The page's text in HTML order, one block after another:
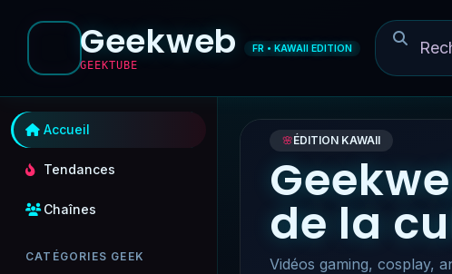
Geekweb
GEEKTUBE
FR • KAWAII EDITION
Accueil
Tendances
Chaînes
CATÉGORIES GEEK
🌸ÉDITION KAWAII
de la
Vidéos gaming, cosplay,